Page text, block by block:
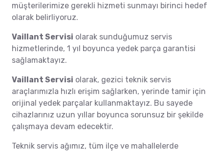
müşterilerimize gerekli hizmeti sunmayı birinci hedef
olarak belirliyoruz.
Vaillant Servisi olarak sunduğumuz servis
hizmetlerinde, 1 yıl boyunca yedek parça garantisi
sağlamaktayız.
Vaillant Servisi olarak, gezici teknik servis
araçlarımızla hızlı erişim sağlarken, yerinde tamir için
orijinal yedek parçalar kullanmaktayız. Bu sayede
cihazlarınız uzun yıllar boyunca sorunsuz bir şekilde
çalışmaya devam edecektir.
Teknik servis ağımız, tüm ilçe ve mahallelerde